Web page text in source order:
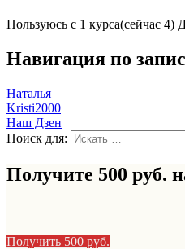
Пользуюсь с 1 курса(сейчас 4)
Навигация по
Наталья
Kristi2000
Наш Дзен
Поиск для:
Получите 500 руб.
Получить 500 руб.